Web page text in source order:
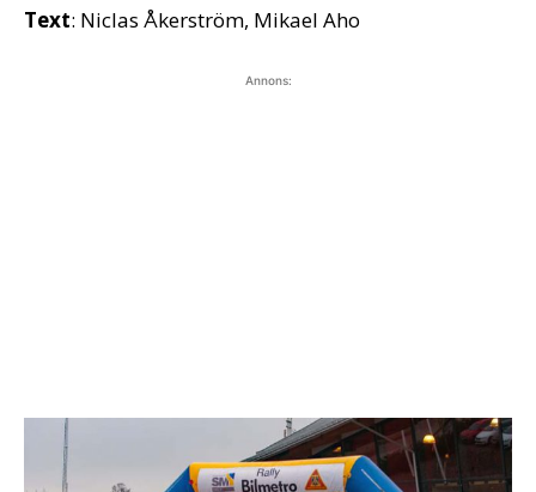
Text: Niclas Åkerström, Mikael Aho
Annons: